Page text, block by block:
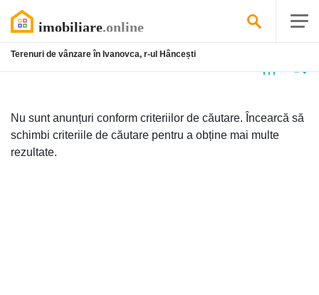
Terenuri de vânzare în Ivanovca, r-ul Hâncești
Nu sunt anunțuri conform criteriilor de căutare. Încearcă să
schimbi criteriile de căutare pentru a obține mai multe
rezultate.